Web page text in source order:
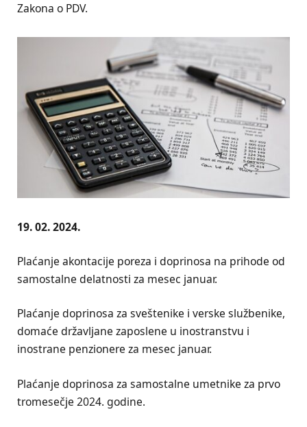
Zakona o PDV.
19. 02. 2024.
Plaćanje akontacije poreza i doprinosa na prihode od
samostalne delatnosti za mesec januar.
Plaćanje doprinosa za sveštenike i verske službenike,
domaće državljane zaposlene u inostranstvu i
inostrane penzionere za mesec januar.
Plaćanje doprinosa za samostalne umetnike za prvo
tromesečje 2024. godine.